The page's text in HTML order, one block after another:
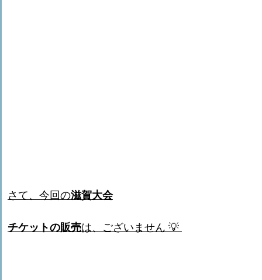
さて、今回の滋賀大会
チケットの販売は、ございません 💡